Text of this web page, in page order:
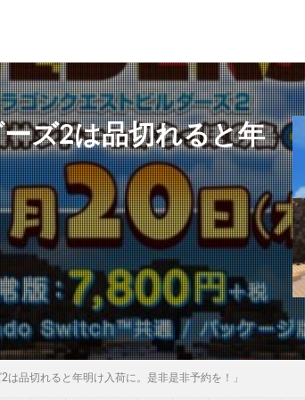
ズ2は品切れると年
は品切れると年明け入荷に。是非是非予約を！」